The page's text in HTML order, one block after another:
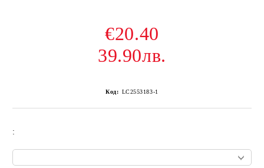
€20.40
39.90лв.
Код: LC2553183-1
: